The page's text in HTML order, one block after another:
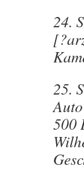
24.
25.
500